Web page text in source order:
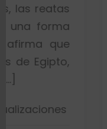
esta
mucho
están
el fósil se